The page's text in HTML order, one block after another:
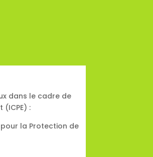
dans le cadre de
:
la Protection de